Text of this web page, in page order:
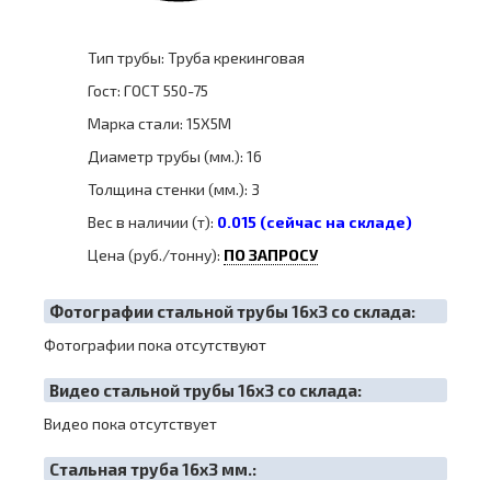
Тип трубы: Труба крекинговая
Гост: ГОСТ 550-75
Марка стали: 15Х5М
Диаметр трубы (мм.): 16
Толщина стенки (мм.): 3
Вес в наличии (т): 0.015 (сейчас на складе)
Цена (руб./тонну): ПО ЗАПРОСУ
Фотографии стальной трубы 16х3 со склада:
Фотографии пока отсутствуют
Видео стальной трубы 16х3 со склада:
Видео пока отсутствует
Cтальная труба 16х3 мм.: